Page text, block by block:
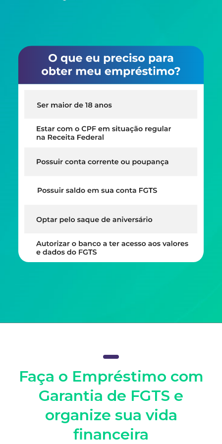
Faça o Empréstimo com
Garantia de FGTS e
organize sua vida
financeira